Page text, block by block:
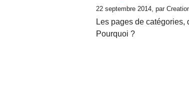
22 septembre 2014 , par
Les pages de catégories,
Pourquoi ?